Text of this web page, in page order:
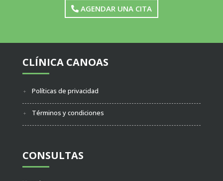
AGENDAR UNA CITA
CLÍNICA CANOAS
Políticas de privacidad
Términos y condiciones
CONSULTAS